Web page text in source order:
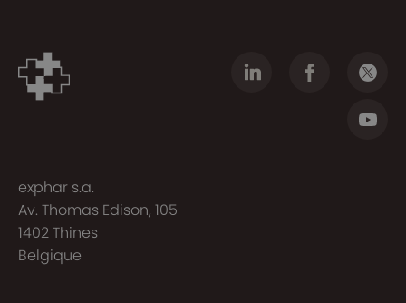
exphar s.a.
Av. Thomas Edison, 105
1402 Thines
Belgique